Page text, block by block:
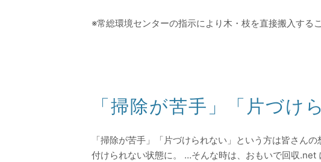
※常総環境センターの指示により木・枝を直接搬入する
「掃除が苦手」「片づけ
「掃除が苦手」「片づけられない」という方は皆さん
付けられない状態に。 …そんな時は、おもいで回収